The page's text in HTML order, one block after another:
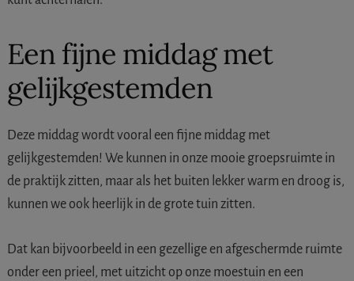
Een fijne middag met
gelijkgestemden
Deze middag wordt vooral een fijne middag met
gelijkgestemden! We kunnen in onze mooie groepsruimte in
de praktijk zitten, maar als het buiten lekker warm en droog is,
kunnen we ook heerlijk in de grote tuin zitten.
Dat kan bijvoorbeeld in een gezellige en afgeschermde ruimte
onder een prieel, met uitzicht op onze moestuin en een